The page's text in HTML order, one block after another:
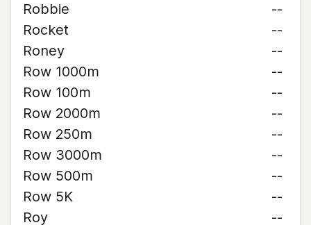
Robbie
--
Rocket
--
Roney
--
Row 1000m
--
Row 100m
--
Row 2000m
--
Row 250m
--
Row 3000m
--
Row 500m
--
Row 5K
--
Roy
--